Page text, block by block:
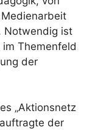
Notwendig ist
Themenfeld
der
„Aktionsnetz
der